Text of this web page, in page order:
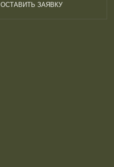
ОСТАВИТЬ ЗАЯВКУ